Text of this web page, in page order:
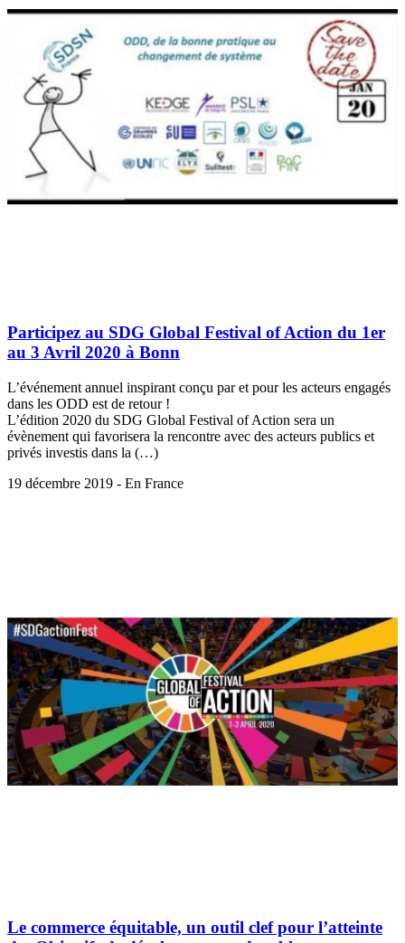
Participez au SDG Global Festival of Action du 1er
au 3 Avril 2020 à Bonn
L’événement annuel inspirant conçu par et pour les acteurs engagés
dans les ODD est de retour !
L’édition 2020 du SDG Global Festival of Action sera un
évènement qui favorisera la rencontre avec des acteurs publics et
privés investis dans la (…)
19 décembre 2019 - En France
Le commerce équitable, un outil clef pour l’atteinte